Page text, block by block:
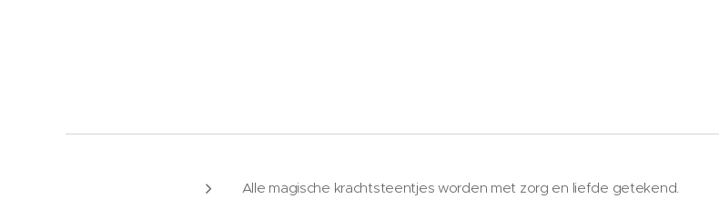
Alle magische krachtsteentjes worden met zorg en liefde getekend.